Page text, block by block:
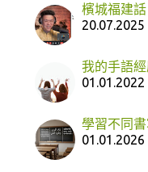
檳城福建
我的手語
學習不同